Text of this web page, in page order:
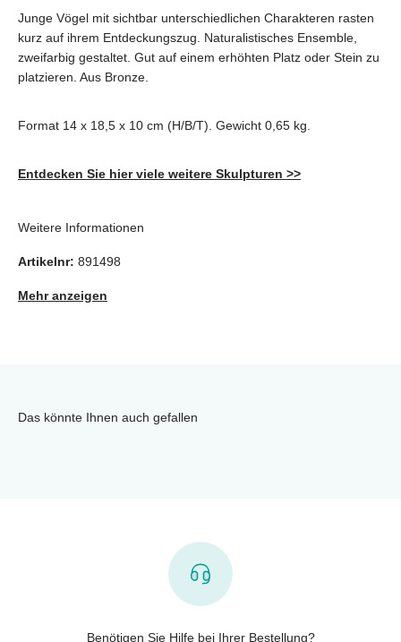
Junge Vögel mit sichtbar unterschiedlichen Charakteren rasten
kurz auf ihrem Entdeckungszug. Naturalistisches Ensemble,
zweifarbig gestaltet. Gut auf einem erhöhten Platz oder Stein zu
platzieren. Aus Bronze.
Format 14 x 18,5 x 10 cm (H/B/T). Gewicht 0,65 kg.
Entdecken Sie hier viele weitere Skulpturen >>
Weitere Informationen
Artikelnr: 891498
Mehr anzeigen
Das könnte Ihnen auch gefallen
Benötigen Sie Hilfe bei Ihrer Bestellung?